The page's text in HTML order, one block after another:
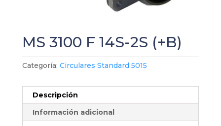
MS 3100 F 14S-2S (+B)
Categoría: Circulares Standard 5015
Descripción
Información adicional